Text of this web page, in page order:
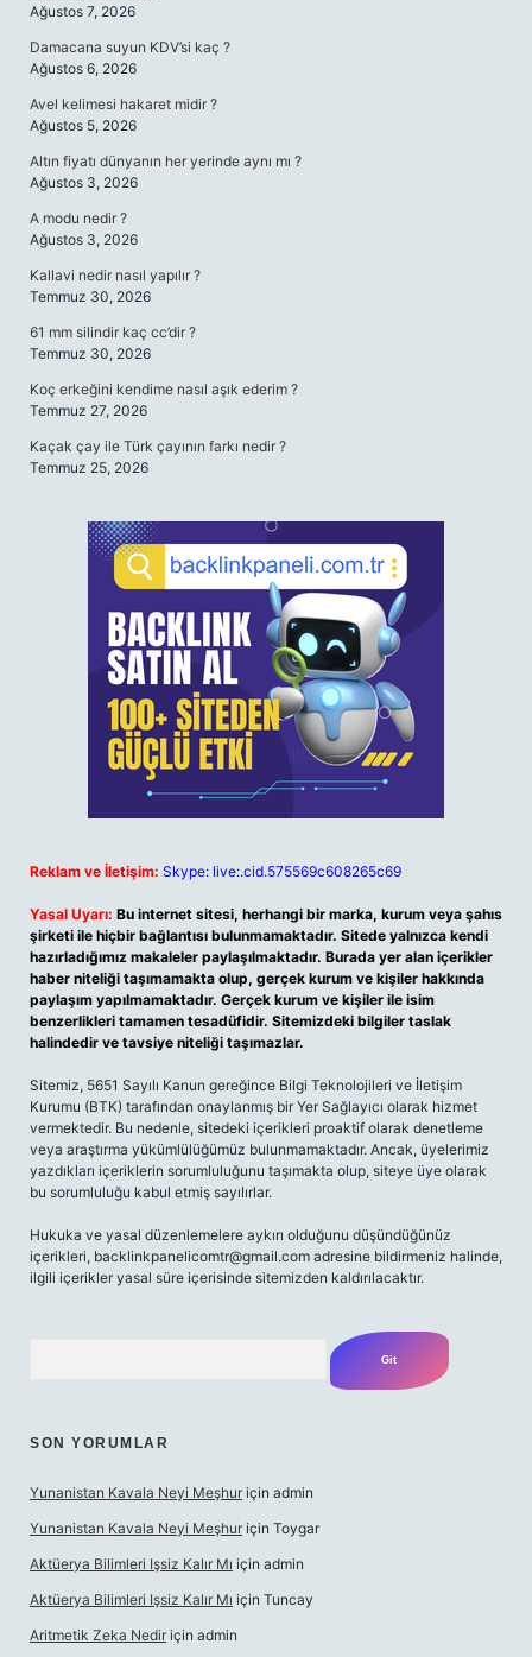
Ağustos 7, 2026
Damacana suyun KDV’si kaç ?
Ağustos 6, 2026
Avel kelimesi hakaret midir ?
Ağustos 5, 2026
Altın fiyatı dünyanın her yerinde aynı mı ?
Ağustos 3, 2026
A modu nedir ?
Ağustos 3, 2026
Kallavi nedir nasıl yapılır ?
Temmuz 30, 2026
61 mm silindir kaç cc’dir ?
Temmuz 30, 2026
Koç erkeğini kendime nasıl aşık ederim ?
Temmuz 27, 2026
Kaçak çay ile Türk çayının farkı nedir ?
Temmuz 25, 2026
Reklam ve İletişim: Skype: live:.cid.575569c608265c69
Yasal Uyarı: Bu internet sitesi, herhangi bir marka, kurum veya şahıs
şirketi ile hiçbir bağlantısı bulunmamaktadır. Sitede yalnızca kendi
hazırladığımız makaleler paylaşılmaktadır. Burada yer alan içerikler
haber niteliği taşımamakta olup, gerçek kurum ve kişiler hakkında
paylaşım yapılmamaktadır. Gerçek kurum ve kişiler ile isim
benzerlikleri tamamen tesadüfidir. Sitemizdeki bilgiler taslak
halindedir ve tavsiye niteliği taşımazlar.
Sitemiz, 5651 Sayılı Kanun gereğince Bilgi Teknolojileri ve İletişim
Kurumu (BTK) tarafından onaylanmış bir Yer Sağlayıcı olarak hizmet
vermektedir. Bu nedenle, sitedeki içerikleri proaktif olarak denetleme
veya araştırma yükümlülüğümüz bulunmamaktadır. Ancak, üyelerimiz
yazdıkları içeriklerin sorumluluğunu taşımakta olup, siteye üye olarak
bu sorumluluğu kabul etmiş sayılırlar.
Hukuka ve yasal düzenlemelere aykırı olduğunu düşündüğünüz
içerikleri, backlinkpanelicomtr@gmail.com adresine bildirmeniz halinde,
ilgili içerikler yasal süre içerisinde sitemizden kaldırılacaktır.
SON YORUMLAR
Yunanistan Kavala Neyi Meşhur için admin
Yunanistan Kavala Neyi Meşhur için Toygar
Aktüerya Bilimleri Işsiz Kalır Mı için admin
Aktüerya Bilimleri Işsiz Kalır Mı için Tuncay
Aritmetik Zeka Nedir için admin